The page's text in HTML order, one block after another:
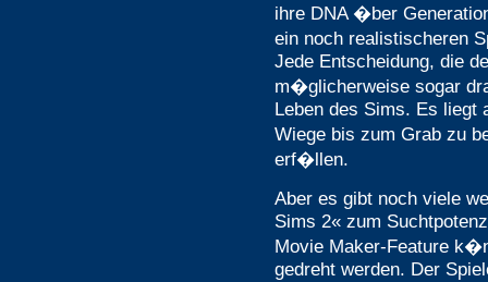
ihre DNA �ber
ein noch realistischeren
Jede Entscheidung, die
m�glicherweise sogar
Leben des Sims. Es liegt
Wiege bis zum Grab zu
erf�llen.
Aber es gibt noch viele
Sims 2« zum
Movie Maker-Feature
gedreht werden. Der